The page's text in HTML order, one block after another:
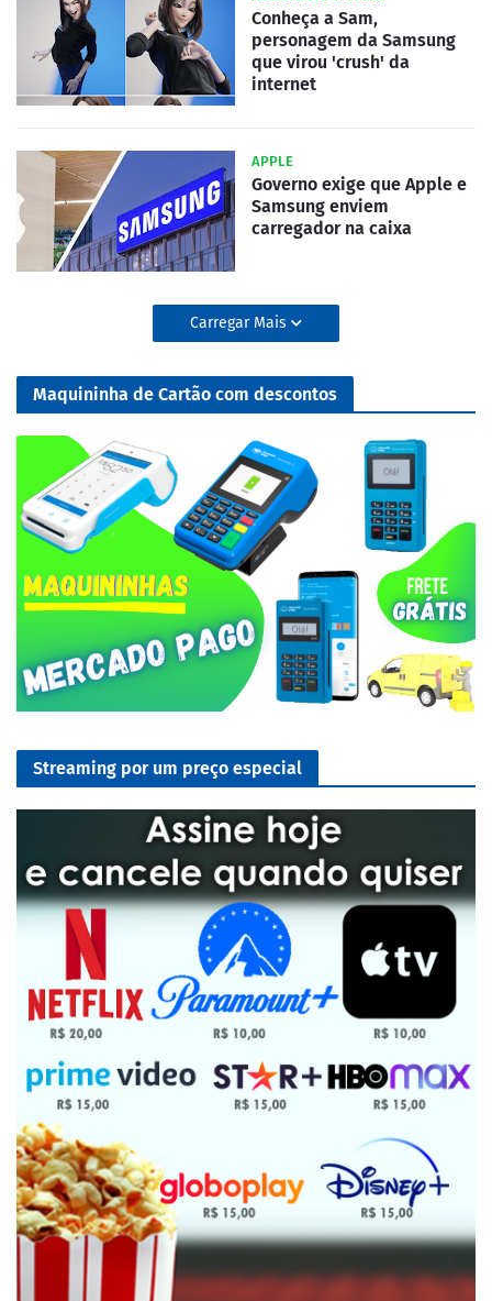
Conheça a Sam,
personagem da Samsung
que virou 'crush' da
internet
APPLE
Governo exige que Apple e
Samsung enviem
carregador na caixa
Carregar Mais
Maquininha de Cartão com descontos
Streaming por um preço especial